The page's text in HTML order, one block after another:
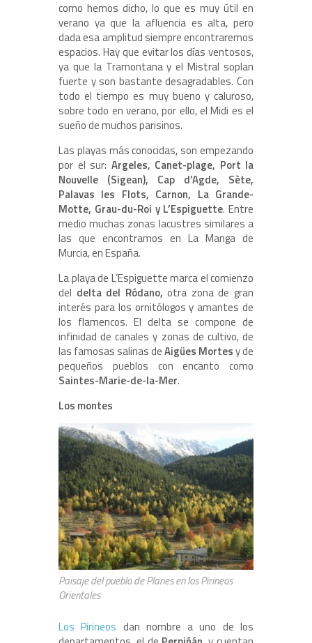
como hemos dicho, lo que es muy útil en
verano ya que la afluencia es alta, pero
dada esa amplitud siempre encontraremos
espacios. Hay que evitar los días ventosos,
ya que la Tramontana y el Mistral soplan
fuerte y son bastante desagradables. Con
todo el tiempo es muy bueno y caluroso,
sobre todo en verano, por ello, el Midi es el
sueño de muchos parisinos.
Las playas más conocidas, son empezando
por el sur: Argeles, Canet-plage, Port la
Nouvelle (Sigean), Cap d’Agde, Sète,
Palavas les Flots, Carnon, La Grande-
Motte, Grau-du-Roi y L’Espiguette. Entre
medio muchas zonas lacustres similares a
las que encontramos en La Manga de
Murcia, en España.
La playa de L’Espiguette marca el comienzo
del delta del Ródano, otra zona de gran
interés para los ornitólogos y amantes de
los flamencos. El delta se compone de
infinidad de canales y zonas de cultivo, de
las famosas salinas deAigües Mortesy de
pequeños pueblos con encanto como
Saintes-Marie-de-la-Mer.
Los montes
Paisaje del pueblo de Planes en los Pirineos
Orientales
Los Pirineos dan nombre a uno de los